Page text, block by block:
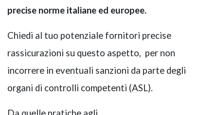
precise norme italiane ed europee.
Chiedi al tuo potenziale fornitori precise
rassicurazioni su questo aspetto, per non
incorrere in eventuali sanzioni da parte degli
organi di controlli competenti (ASL).
Da quelle pratiche agli